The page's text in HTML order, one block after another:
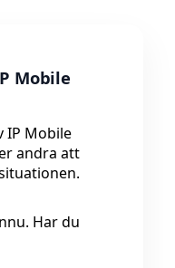
Mobile
IP Mobile
andra att
Har du